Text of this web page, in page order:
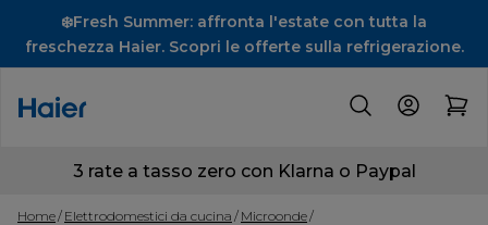
❄️Fresh Summer: affronta l'estate con tutta la
freschezza Haier. Scopri le offerte sulla refrigerazione.
3 rate a tasso zero con Klarna o Paypal
Home Elettrodomestici da cucina
Microonde